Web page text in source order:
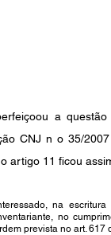
a
CNJ n o 35/
artigo 11 ficou
na
no
prevista no art. 617